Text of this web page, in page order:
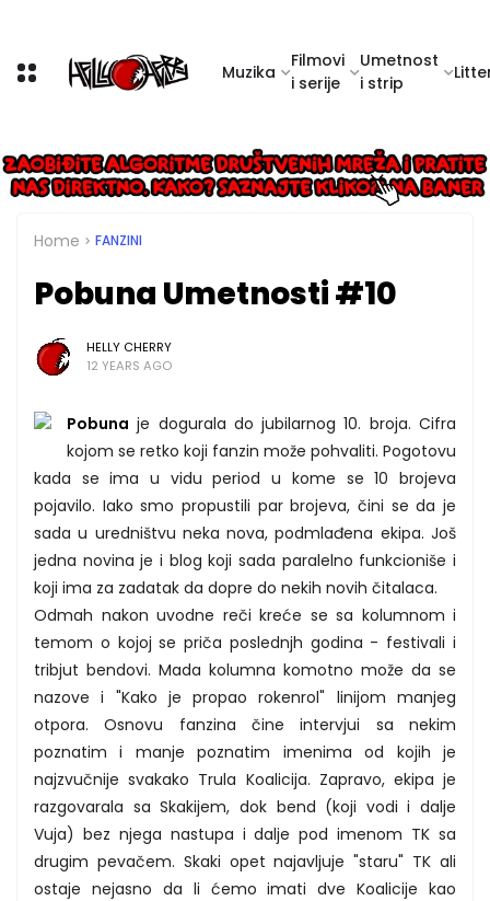
Muzika
Filmovi
i serije
Umetnost
i strip
Home FANZINI
Pobuna Umetnosti #10
HELLY CHERRY
12 YEARS AGO
Pobuna je dogurala do jubilarnog 10. broja. Cifra
kojom se retko koji fanzin može pohvaliti. Pogotovu
kada se ima u vidu period u kome se 10 brojeva
pojavilo. Iako smo propustili par brojeva, čini se da je
sada u uredništvu neka nova, podmlađena ekipa. Još
jedna novina je i blog koji sada paralelno funkcioniše i
koji ima za zadatak da dopre do nekih novih čitalaca.
Odmah nakon uvodne reči kreće se sa kolumnom i
temom o kojoj se priča poslednjh godina - festivali i
tribjut bendovi. Mada kolumna komotno može da se
nazove i "Kako je propao rokenrol" linijom manjeg
otpora. Osnovu fanzina čine intervjui sa nekim
poznatim i manje poznatim imenima od kojih je
najzvučnije svakako Trula Koalicija. Zapravo, ekipa je
razgovarala sa Skakijem, dok bend (koji vodi i dalje
Vuja) bez njega nastupa i dalje pod imenom TK sa
drugim pevačem. Skaki opet najavljuje "staru" TK ali
ostaje nejasno da li ćemo imati dve Koalicije kao